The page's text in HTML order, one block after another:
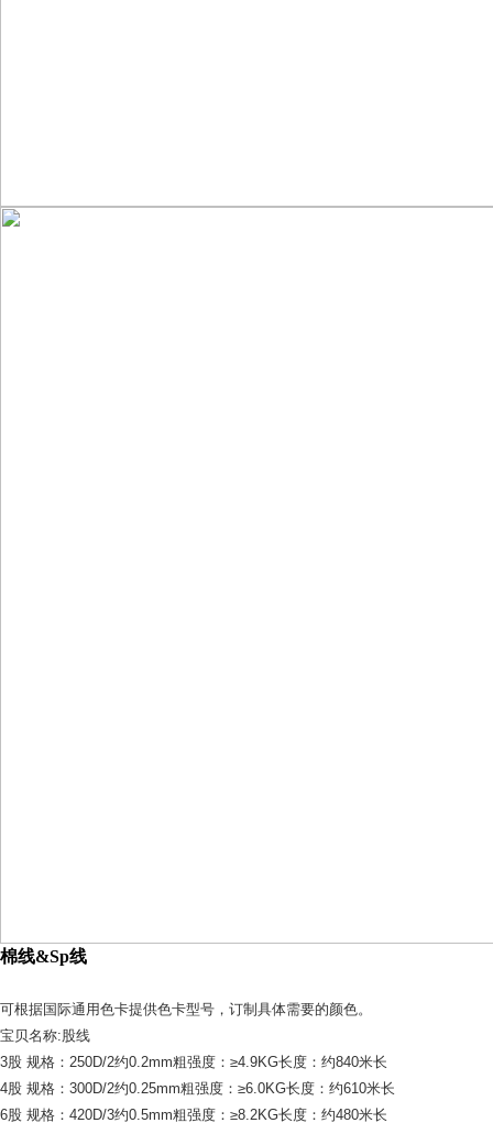
棉线&Sp线
可根据国际通用色卡提供色卡型号，订制具体需要的颜色。
宝贝名称:股线
3股 规格：250D/2约0.2mm粗强度：≥4.9KG长度：约840米长
4股 规格：300D/2约0.25mm粗强度：≥6.0KG长度：约610米长
6股 规格：420D/3约0.5mm粗强度：≥8.2KG长度：约480米长